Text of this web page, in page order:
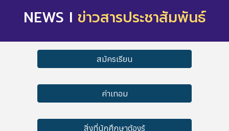
NEWS I ข่าวสารประชาสัมพันธ์
สมัครเรียน
ค่าเทอม
สิ่งที่นักศึกษาต้องรู้